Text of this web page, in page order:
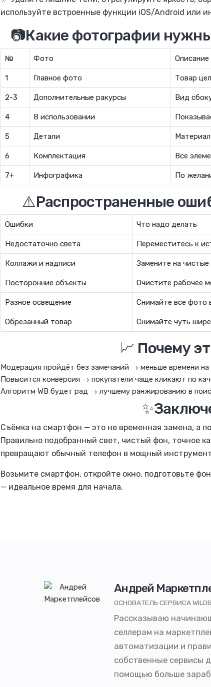
используйте встроенные функции iOS/Android или
📷Какие фотографии
№ Фото Описание
1 Главное фото Товар
2-3 Дополнительные ракурсы Вид
4 В использовании
5 Детали
6 Комплектация Все
7+ Инфографика По
⚠️Распространенные
Ошибки Что надо делать
Недостаточно света Переместитесь к
Коллажи и надписи Замените на
Посторонние объекты Очистите рабочее
Разное освещение Снимайте все фото
Обрезанный товар Снимайте чуть
📈 Почему
Модерация пройдёт без замечаний → меньше времени на
Повысится конверсия → покупатели чаще кликают по
Алгоритм WB будет рад → лучшему ранжированию в
Съёмка на смартфон — это не временная замена, а
Правильно подобранный свет, чистый фон, точное
превращают обычный телефон в мощный
Возьмите смартфон, откройте окно, подготовьте
— идеальное время для начала.
Андрей
ОСНОВАТЕЛЬ СЕРВИСА
Рассказываю
селлерам на
автоматизации и
собственные сервисы
помощью больше